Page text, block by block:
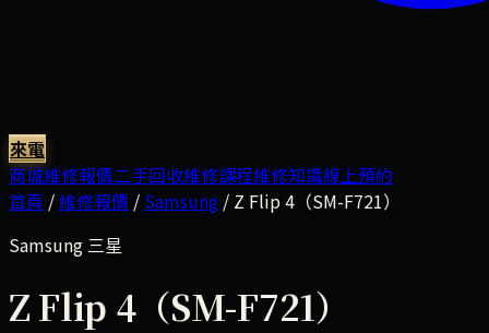
來電
商城維修報價二手回收維修課程維修知識線上預約
首頁 /維修報價 / Samsung / Z Flip 4（SM-F721）
Samsung 三星
Z Flip 4（SM-F721）